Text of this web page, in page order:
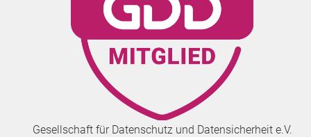
Gesellschaft für Datenschutz und Datensicherheit e.V.